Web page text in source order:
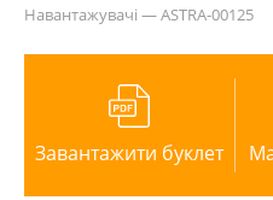
Навантажувачі — ASTRA-00125
Завантажити буклет